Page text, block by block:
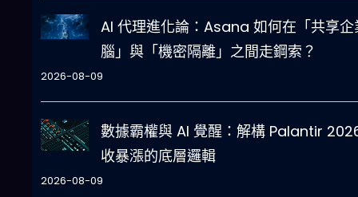
AI 代理進化論：Asana 如何在「共享企
腦」與「機密隔離」之間走鋼索？
2026-08-09
數據霸權與 AI 覺醒：解構 Palantir
收暴漲的底層邏輯
2026-08-09